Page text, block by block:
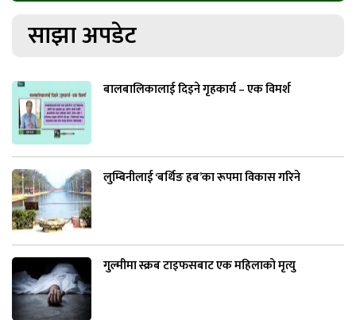
साझा अपडेट
बालबालिकालाई दिइने गृहकार्य – एक विमर्श
लुम्बिनीलाई ‘बर्थिङ हब’का रूपमा विकास गरिने
गुल्मीमा स्क्रब टाइफसबाट एक महिलाको मृत्यु